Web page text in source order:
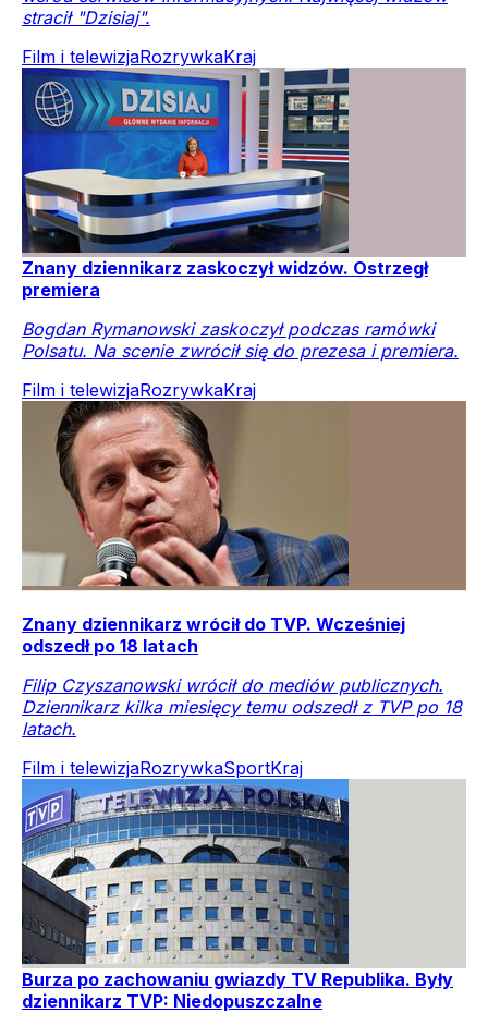
stracił "Dzisiaj".
Film i telewizjaRozrywkaKraj
Znany dziennikarz zaskoczył widzów. Ostrzegł
premiera
Bogdan Rymanowski zaskoczył podczas ramówki
Polsatu. Na scenie zwrócił się do prezesa i premiera.
Film i telewizjaRozrywkaKraj
Znany dziennikarz wrócił do TVP. Wcześniej
odszedł po 18 latach
Filip Czyszanowski wrócił do mediów publicznych.
Dziennikarz kilka miesięcy temu odszedł z TVP po 18
latach.
Film i telewizjaRozrywkaSportKraj
Burza po zachowaniu gwiazdy TV Republika. Były
dziennikarz TVP: Niedopuszczalne